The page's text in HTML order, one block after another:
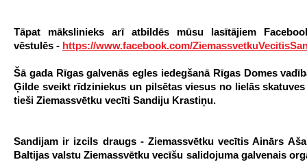
Tāpat mākslinieks arī atbildēs mūsu lasītājiem
vēstulēs - https://www.facebook.com/
Šā gada Rīgas galvenās egles iedegšanā Rīgas Domes
Ģilde sveikt rīdziniekus un pilsētas viesus no lielās
tieši Ziemassvētku vecīti Sandiju Krastiņu.
Sandijam ir izcils draugs - Ziemassvētku vecītis Ainārs
Baltijas valstu Ziemassvētku vecīšu salidojuma galvenais